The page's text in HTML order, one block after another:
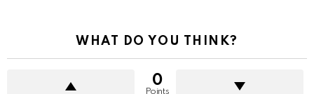
WHAT DO YOU THINK?
0
Points